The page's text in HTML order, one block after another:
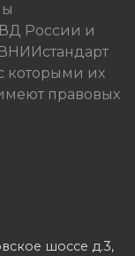
России и
которыми их
правовых
шоссе д.3,